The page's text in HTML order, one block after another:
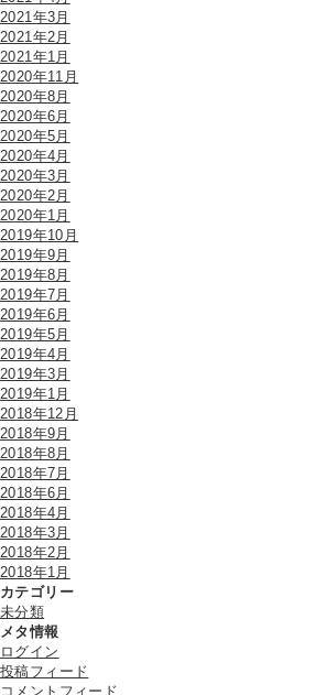
2021年3月
2021年2月
2021年1月
2020年11月
2020年8月
2020年6月
2020年5月
2020年4月
2020年3月
2020年2月
2020年1月
2019年10月
2019年9月
2019年8月
2019年7月
2019年6月
2019年5月
2019年4月
2019年3月
2019年1月
2018年12月
2018年9月
2018年8月
2018年7月
2018年6月
2018年4月
2018年3月
2018年2月
2018年1月
カテゴリー
未分類
メタ情報
ログイン
投稿フィード
コメントフィード